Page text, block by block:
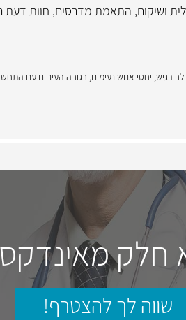
ושיקום, התאמת מדרסים, חוות דעת
רגיש, יחסי אנוש נעימים, בגובה העיניים עם
חלק
שווה לך להצטרף!